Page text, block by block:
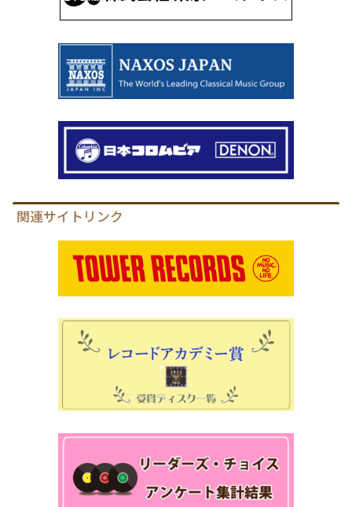
関連サイトリンク